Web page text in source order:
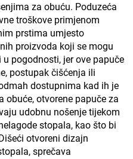
za obuću. Poduzeća
troškove primjenom
prstima umjesto
proizvoda koji se mogu
pogodnosti, jer ove papuče
postupak čišćenja ili
dostupnima kad ih je
obuće, otvorene papuče za
udobnu nošenje tijekom
stopala, kao što bi
otvoreni dizajn
sprečava